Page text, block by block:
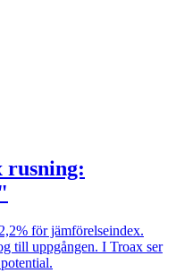
rusning:
för jämförelseindex.
till uppgången. I Troax ser